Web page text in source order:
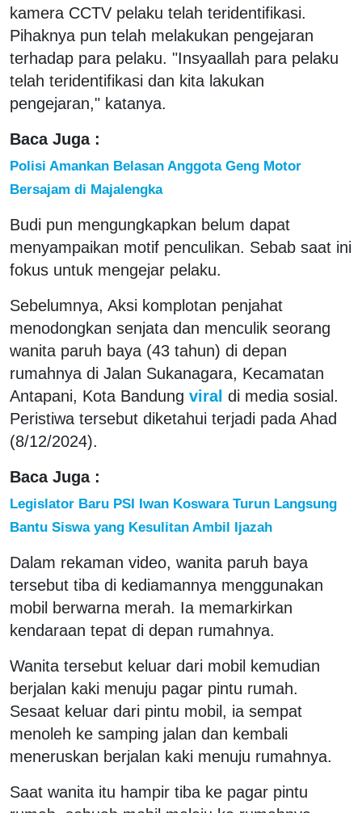
kamera CCTV pelaku telah teridentifikasi.
Pihaknya pun telah melakukan pengejaran
terhadap para pelaku. "Insyaallah para pelaku
telah teridentifikasi dan kita lakukan
pengejaran," katanya.
Baca Juga :
Polisi Amankan Belasan Anggota Geng Motor
Bersajam di Majalengka
Budi pun mengungkapkan belum dapat
menyampaikan motif penculikan. Sebab saat ini
fokus untuk mengejar pelaku.
Sebelumnya, Aksi komplotan penjahat
menodongkan senjata dan menculik seorang
wanita paruh baya (43 tahun) di depan
rumahnya di Jalan Sukanagara, Kecamatan
Antapani, Kota Bandung viral di media sosial.
Peristiwa tersebut diketahui terjadi pada Ahad
(8/12/2024).
Baca Juga :
Legislator Baru PSI Iwan Koswara Turun Langsung
Bantu Siswa yang Kesulitan Ambil Ijazah
Dalam rekaman video, wanita paruh baya
tersebut tiba di kediamannya menggunakan
mobil berwarna merah. Ia memarkirkan
kendaraan tepat di depan rumahnya.
Wanita tersebut keluar dari mobil kemudian
berjalan kaki menuju pagar pintu rumah.
Sesaat keluar dari pintu mobil, ia sempat
menoleh ke samping jalan dan kembali
meneruskan berjalan kaki menuju rumahnya.
Saat wanita itu hampir tiba ke pagar pintu